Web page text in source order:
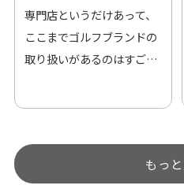
専門店というだけあって、
ここまでゴルフブランドの
取り扱いがあるのはすご
す。
もっ